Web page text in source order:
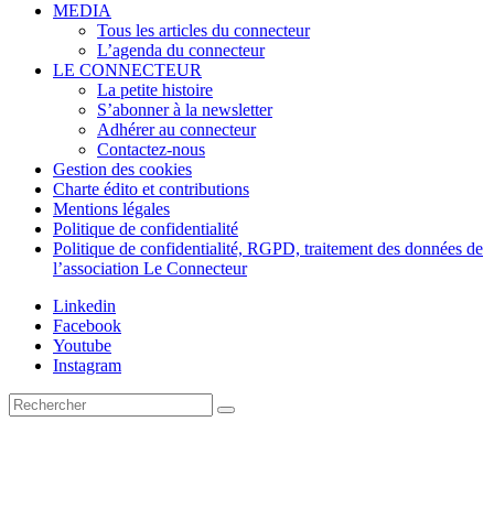
MEDIA
Tous les articles du connecteur
L’agenda du connecteur
LE CONNECTEUR
La petite histoire
S’abonner à la newsletter
Adhérer au connecteur
Contactez-nous
Gestion des cookies
Charte édito et contributions
Mentions légales
Politique de confidentialité
Politique de confidentialité, RGPD, traitement des données de
l’association Le Connecteur
Linkedin
Facebook
Youtube
Instagram